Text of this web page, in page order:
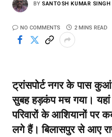
BY SANTOSH KUMAR SINGH
NO COMMENTS 2 MINS READ
ट्रांसपोर्ट नगर के पास
सुबह हड़कंप मच गया।
परिवारों के आशियानों पर
लगे हैं। बिलासपुर से आए